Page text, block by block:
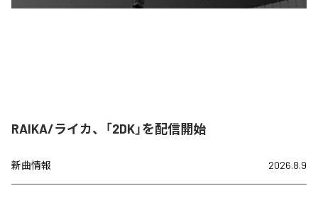
RAIKA/ライカ、「2DK」を配信開始
新曲情報 2026.8.9